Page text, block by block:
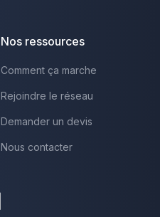
Nos ressources
Comment ça marche
Rejoindre le réseau
Demander un devis
Nous contacter